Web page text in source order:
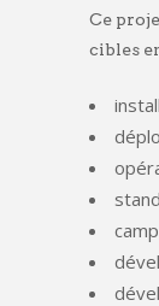
Ce
cibles